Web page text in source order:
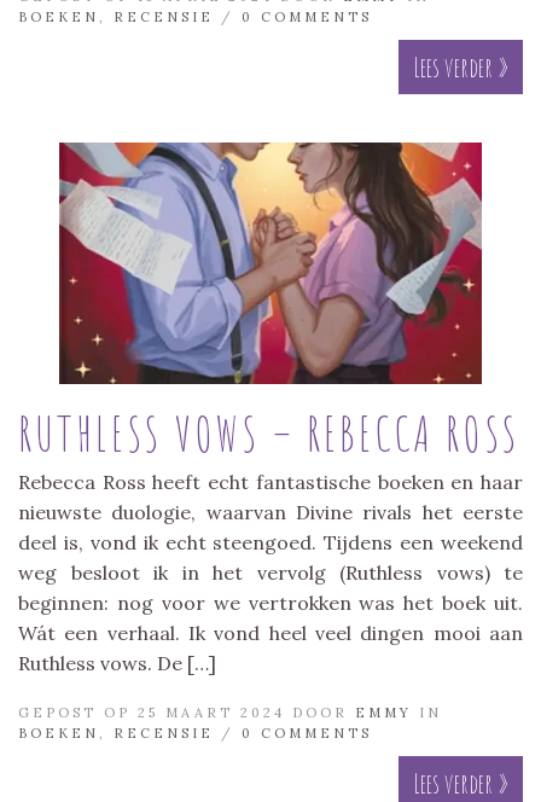
BOEKEN , RECENSIE / 0 COMMENTS
Lees verder »
RUTHLESS VOWS – REBECCA ROSS
Rebecca Ross heeft echt fantastische boeken en haar
nieuwste duologie, waarvan Divine rivals het eerste
deel is, vond ik echt steengoed. Tijdens een weekend
weg besloot ik in het vervolg (Ruthless vows) te
beginnen: nog voor we vertrokken was het boek uit.
Wát een verhaal. Ik vond heel veel dingen mooi aan
Ruthless vows. De […]
GEPOST OP 25 MAART 2024 DOOR EMMY
IN
BOEKEN , RECENSIE / 0 COMMENTS
Lees verder »